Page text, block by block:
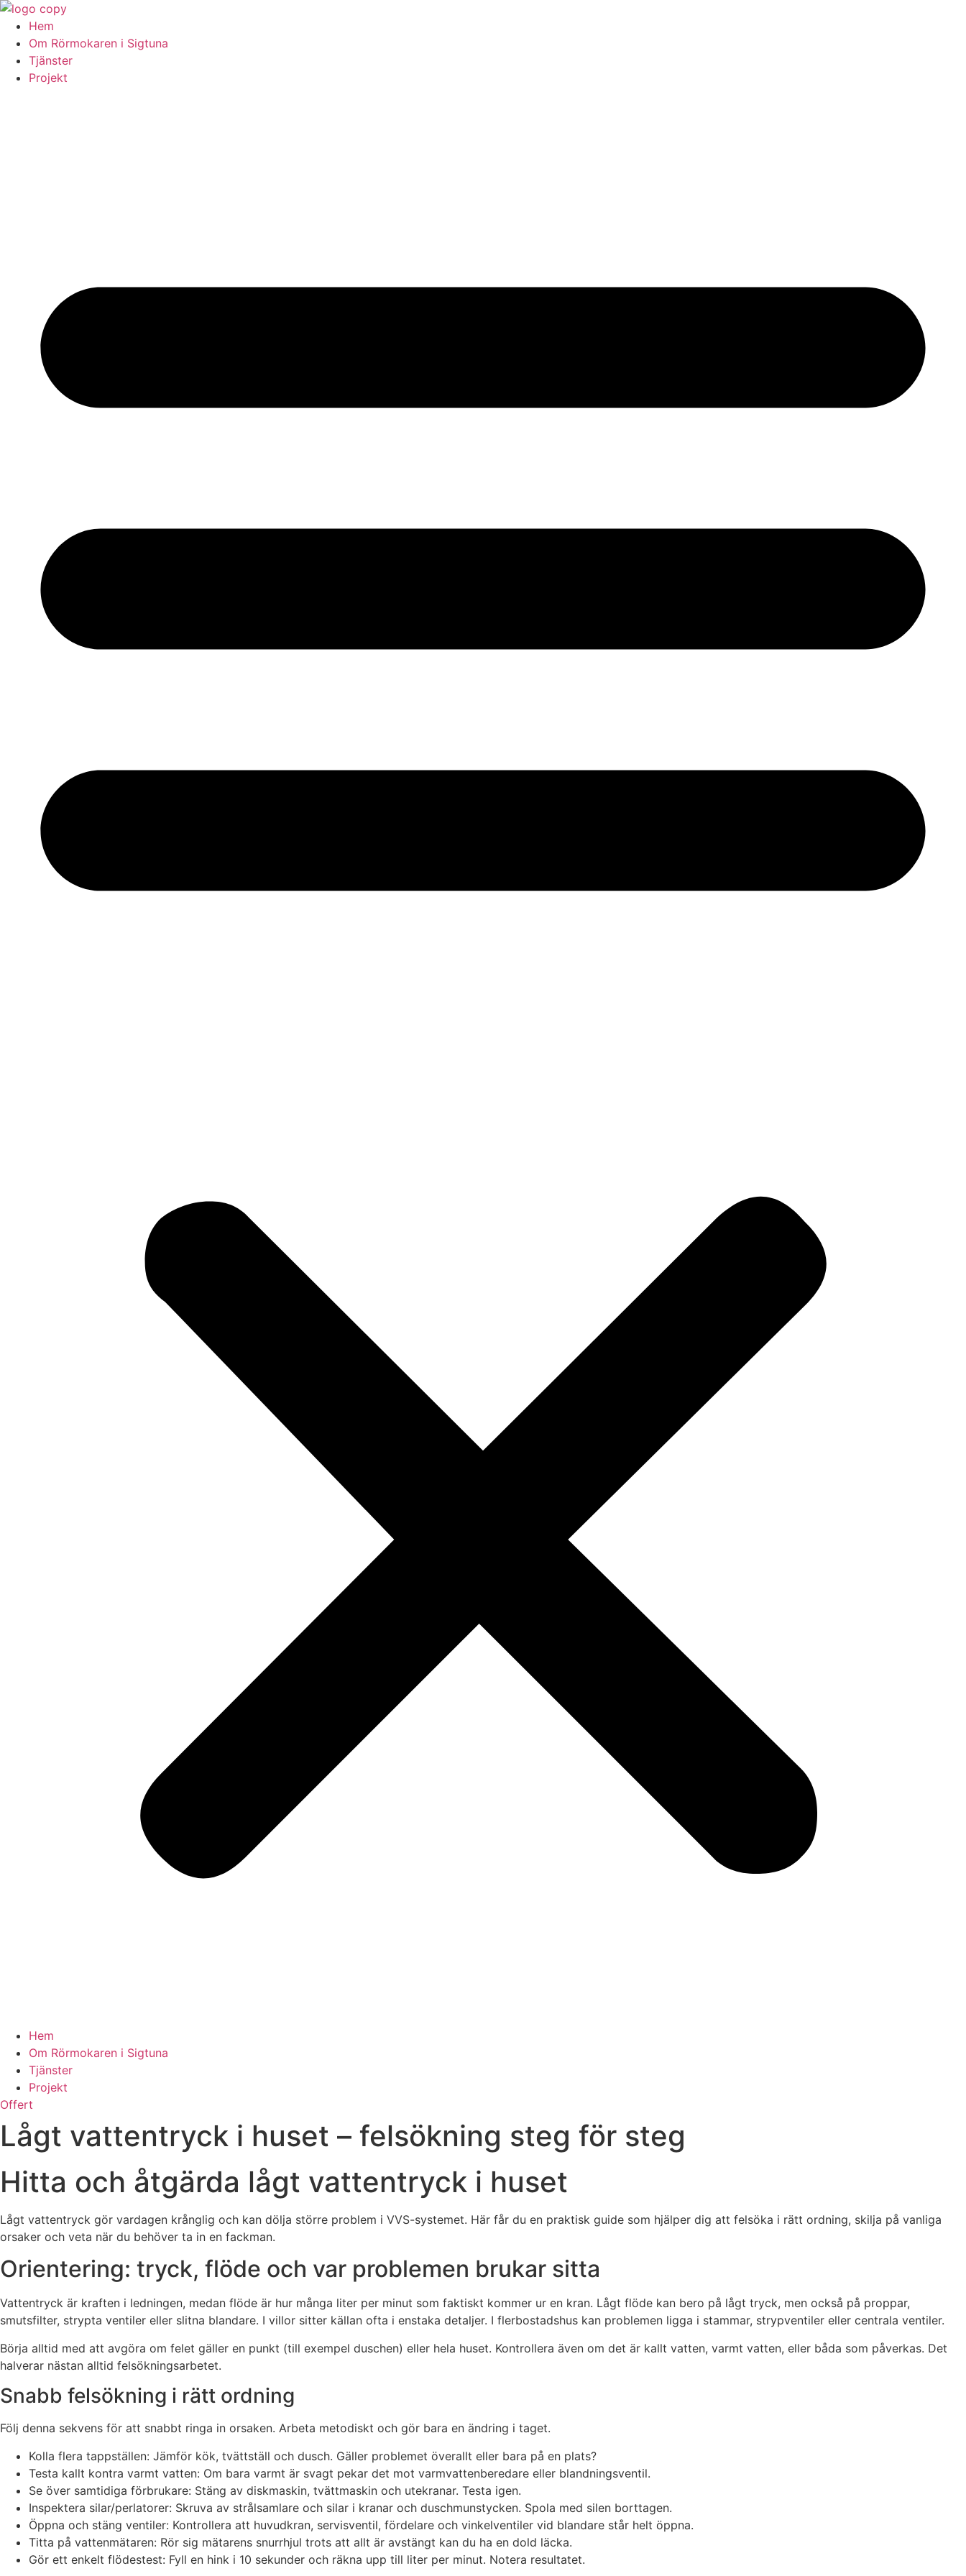
Skip
content
Hem
Om Rörmokaren i Sigtuna
Tjänster
Projekt
Hem
Om Rörmokaren i Sigtuna
Tjänster
Projekt
Offert
Lågt vattentryck i huset – felsökning steg för steg
Hitta och åtgärda lågt vattentryck i huset
Lågt vattentryck gör vardagen krånglig och kan dölja större problem i VVS-systemet. Här får du en praktisk guide som hjälper dig att felsöka i rätt ordning, skilja på vanliga
orsaker och veta när du behöver ta in en fackman.
Orientering: tryck, flöde och var problemen brukar sitta
Vattentryck är kraften i ledningen, medan flöde är hur många liter per minut som faktiskt kommer ur en kran. Lågt flöde kan bero på lågt tryck, men också på proppar,
smutsfilter, strypta ventiler eller slitna blandare. I villor sitter källan ofta i enstaka detaljer. I flerbostadshus kan problemen ligga i stammar, strypventiler eller centrala ventiler.
Börja alltid med att avgöra om felet gäller en punkt (till exempel duschen) eller hela huset. Kontrollera även om det är kallt vatten, varmt vatten, eller båda som påverkas. Det
halverar nästan alltid felsökningsarbetet.
Snabb felsökning i rätt ordning
Följ denna sekvens för att snabbt ringa in orsaken. Arbeta metodiskt och gör bara en ändring i taget.
Kolla flera tappställen: Jämför kök, tvättställ och dusch. Gäller problemet överallt eller bara på en plats?
Testa kallt kontra varmt vatten: Om bara varmt är svagt pekar det mot varmvattenberedare eller blandningsventil.
Se över samtidiga förbrukare: Stäng av diskmaskin, tvättmaskin och utekranar. Testa igen.
Inspektera silar/perlatorer: Skruva av strålsamlare och silar i kranar och duschmunstycken. Spola med silen borttagen.
Öppna och stäng ventiler: Kontrollera att huvudkran, servisventil, fördelare och vinkelventiler vid blandare står helt öppna.
Titta på vattenmätaren: Rör sig mätarens snurrhjul trots att allt är avstängt kan du ha en dold läcka.
Gör ett enkelt flödestest: Fyll en hink i 10 sekunder och räkna upp till liter per minut. Notera resultatet.